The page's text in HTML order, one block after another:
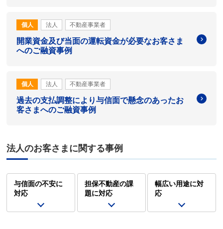
個人 法人 不動産事業者
開業資金及び当面の運転資金が必要なお客さま
へのご融資事例
個人 法人 不動産事業者
過去の支払調整により与信面で懸念のあったお
客さまへのご融資事例
法人のお客さまに関する事例
与信面の不安に
対応
担保不動産の課
題に対応
幅広い用途に対
応